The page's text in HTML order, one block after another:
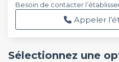
Besoin de contacter
Appeler
Sélectionnez une